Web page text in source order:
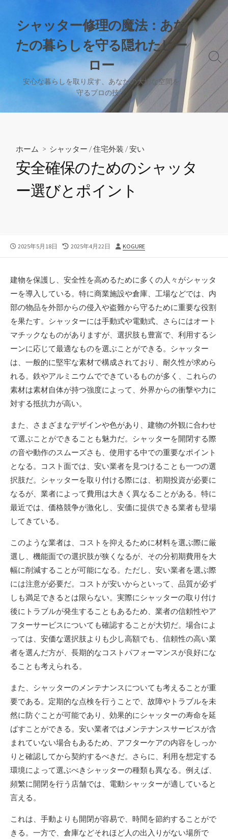
シャッター修理の魔法：あな
たの暮らしを守る隠れたヒー
ロー
安心な暮らしを取り戻す、あなたの大切な空間を
守るプロの技。
検
索
り
え
ホーム > シャッター /住宅外装 /安い
安全確保のためのシャッタ
ー選びとポイント
公
2025年5月18日
最
新
日
2025年4月22日
投
KOGURE
建物を保護し、安全性を高めるために多くの人々がシャッタ
ーを導入している。 特に商業施設や倉庫、工場などでは、内
部の物品を外部からの侵入や盗難から守るために重要な役割
を果たす。シャッターには手動式や電動式、さらにはオート
マチックなものがありますが、選択肢も豊富で、利用するシ
ーンに応じて最適なものを選ぶことができる。シャッター
は、一般的に堅牢な素材で構成されており、耐久性が求めら
れる。鉄やアルミニウムでできているものが多く、これらの
素材は素材自体が持つ強度によって、外界からの衝撃や力に
対する抵抗力が高い。
また、さまざまなデザインや色があり、建物の外観に合わせ
て選ぶことができることも魅力だ。シャッターを開閉する際
の音や動作のスムーズさも、使用する中での重要なポイント
となる。コスト面では、安い業者を見つけることも一つの選
択肢だ。シャッターを取り付ける際には、初期投資が必要に
なるが、業者によって費用は大きく異なることがある。特に
最近では、価格競争が激化し、安価に提供できる業者も登場
してきている。
このような業者は、コストを抑えるために材料を選ぶ際に厳
選し、機能面での選択肢が狭くなるが、その分初期費用を大
幅に削減することが可能になる。ただし、安い業者を選ぶ際
には注意が必要だ。コストが安いからといって、品質が必ず
しも満足できるとは限らない。実際にシャッターの取り付け
後にトラブルが発生することもあるため、業者の信頼性やア
フターサービスについても確認することが大切だ。場合によ
っては、安価な選択肢よりも少し高額でも、信頼性の高い業
者を選んだ方が、長期的なコストパフォーマンスが良好にな
ることも考えられる。
また、シャッターのメンテナンスについても考えることが重
要である。定期的な点検を行うことで、故障やトラブルを未
然に防ぐことが可能であり、効果的にシャッターの寿命を延
ばすことができる。安い業者ではメンテナンスサービスが含
まれていない場合もあるため、アフターケアの内容をしっか
りと確認してから契約するべきだ。さらに、利用を想定する
環境によって選ぶべきシャッターの種類も異なる。例えば、
頻繁に開閉を行う店舗では、電動シャッターが適していると
言える。
これは、手動よりも開閉が容易で、時間を節約することがで
きる。一方で、倉庫などそれほど人の出入りがない場所で